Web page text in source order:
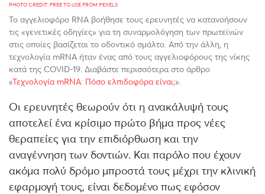
PHOTO CREDIT: FREE TO USE FROM PEXELS
Το αγγελιοφόρο RNA βοήθησε τους ερευνητές να κατανοήσουν
τις «γενετικές οδηγίες» για τη συναρμολόγηση των πρωτεϊνών
στις οποίες βασίζεται το οδοντικό σμάλτο. Από την άλλη, η
τεχνολογία mRNA ήταν ένας από τους αγγελιοφόρους της νίκης
κατά της COVID-19. Διαβάστε περισσότερα στο άρθρο
«Τεχνολογία mRNA: Πόσο ελπιδοφόρα είναι;».
Οι ερευνητές θεωρούν ότι η ανακάλυψή τους
αποτελεί ένα κρίσιμο πρώτο βήμα προς νέες
θεραπείες για την επιδιόρθωση και την
αναγέννηση των δοντιών. Και παρόλο που έχουν
ακόμα πολύ δρόμο μπροστά τους μέχρι την κλινική
εφαρμογή τους, είναι δεδομένο πως εφόσον